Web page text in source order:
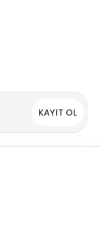
KAYIT OL